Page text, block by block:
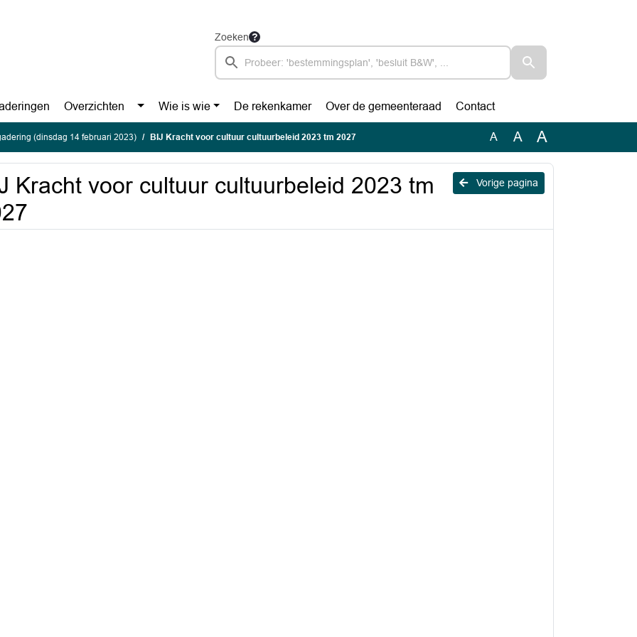
Zoeken
Overzichten Wie is wie De rekenkamer Over de gemeenteraad Contact
(dinsdag 14 februari 2023) BIJ Kracht voor cultuur cultuurbeleid 2023 tm 2027 A A A
Vorige pagina
Kracht voor cultuur cultuurbeleid 2023 tm